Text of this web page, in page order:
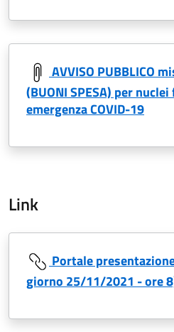
AVVISO PUBBLICO
(BUONI SPESA) per
emergenza COVID-19
Link
Portale
giorno 25/11/2021 - ore